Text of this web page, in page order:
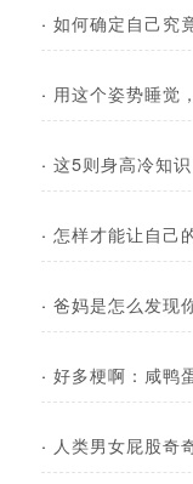
· 如何确定自己究
· 用这个姿势睡觉
· 这5则身高冷知
· 怎样才能让自己
· 爸妈是怎么发现
· 好多梗啊：咸鸭
· 人类男女屁股奇